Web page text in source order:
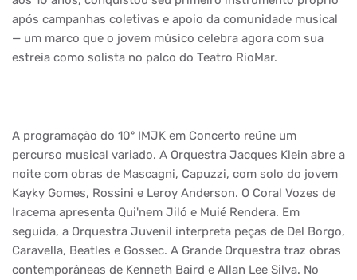
após campanhas coletivas e apoio da comunidade musical
— um marco que o jovem músico celebra agora com sua
estreia como solista no palco do Teatro RioMar.
A programação do 10º IMJK em Concerto reúne um
percurso musical variado. A Orquestra Jacques Klein abre a
noite com obras de Mascagni, Capuzzi, com solo do jovem
Kayky Gomes, Rossini e Leroy Anderson. O Coral Vozes de
Iracema apresenta Qui'nem Jiló e Muié Rendera. Em
seguida, a Orquestra Juvenil interpreta peças de Del Borgo,
Caravella, Beatles e Gossec. A Grande Orquestra traz obras
contemporâneas de Kenneth Baird e Allan Lee Silva. No